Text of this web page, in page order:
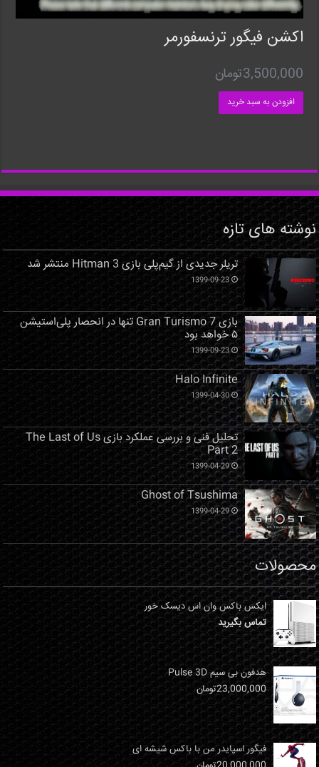
اکشن فیگور ترنسفورمر
3,500,000تومان
افزودن به سبد خرید
نوشته های تازه
تریلر جدیدی از گیم‌پلی بازی Hitman 3 منتشر شد
1399-09-23
بازی Gran Turismo 7 تنها در انحصار پلی‌استیشن
۵ خواهد بود
1399-09-23
Halo Infinite
1399-04-30
تحلیل فنی و بررسی عملکرد بازی The Last of Us
Part 2
1399-04-29
Ghost of Tsushima
1399-04-29
محصولات
ایکس باکس وان اس دیسک خور
تماس بگیرید
هدفون بی سیم Pulse 3D
23,000,000تومان
فیگور اسپایدر من با باکس شیشه ای